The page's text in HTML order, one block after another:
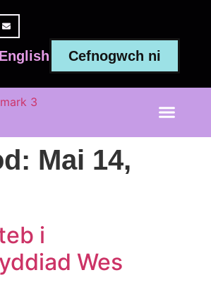
Cefnogwch ni
English
Mai 14,
i
Wes